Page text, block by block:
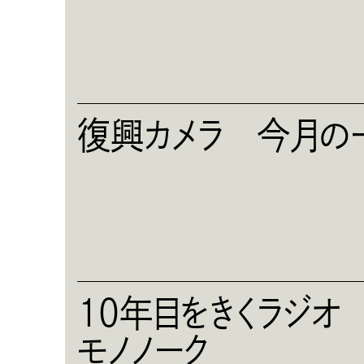
復興カメラ 今月の
10年目をきくラジ
モノノーク